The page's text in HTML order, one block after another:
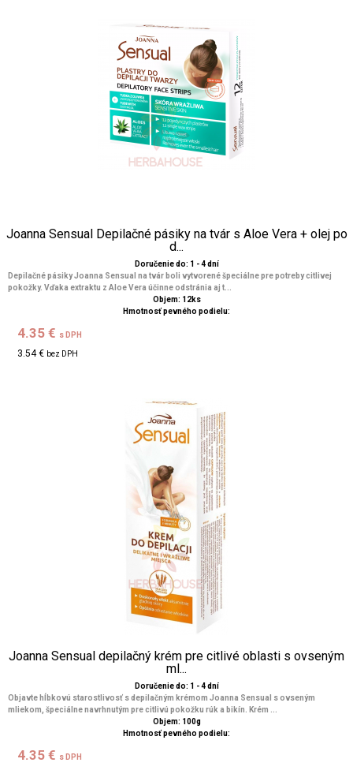
Joanna Sensual Depilačné pásiky na tvár s Aloe Vera + olej po
d...
Doručenie do: 1 - 4 dní
Depilačné pásiky Joanna Sensual na tvár boli vytvorené špeciálne pre potreby citlivej
pokožky. Vďaka extraktu z Aloe Vera účinne odstránia aj t...
Objem: 12ks
Hmotnosť pevného podielu:
4.35 € s DPH
3.54 € bez DPH
Joanna Sensual depilačný krém pre citlivé oblasti s ovseným
ml...
Doručenie do: 1 - 4 dní
Objavte hĺbkovú starostlivosť s depilačným krémom Joanna Sensual s ovseným
mliekom, špeciálne navrhnutým pre citlivú pokožku rúk a bikín. Krém ...
Objem: 100g
Hmotnosť pevného podielu:
4.35 € s DPH